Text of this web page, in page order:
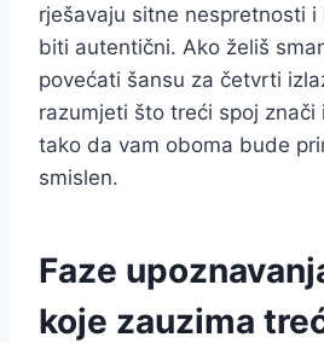
rješavaju sitne nespretnosti i
biti autentični. Ako želiš
povećati šansu za četvrti
razumjeti što treći spoj znači
tako da vam oboma bude
smislen.
Faze
koje zauzima